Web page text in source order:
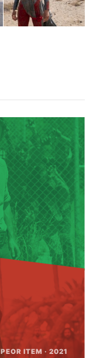
PEOR ITEM · 2021